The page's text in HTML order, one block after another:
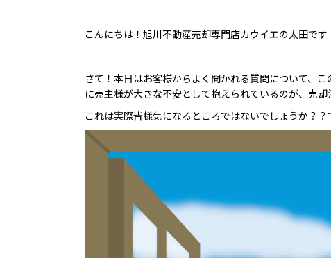
こんにちは！旭川不動産売却専門店カウイエの太田です
さて！本日はお客様からよく聞かれる質問について、
に売主様が大きな不安として抱えられているのが、売
これは実際皆様気になるところではないでしょうか？